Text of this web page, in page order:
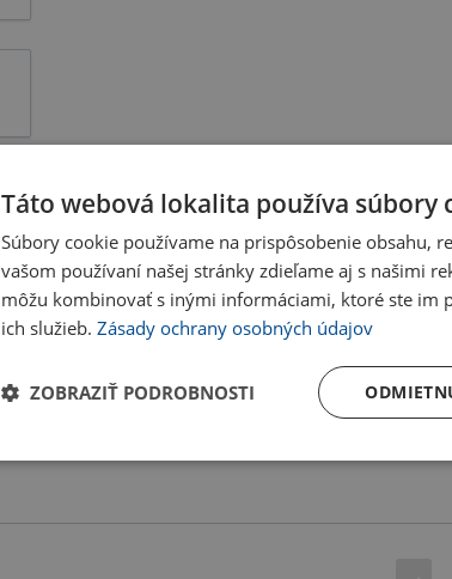
Táto webová lokalita používa súbory
Súbory cookie používame na prispôsobenie obsahu,
vašom používaní našej stránky zdieľame aj s našimi
môžu kombinovať s inými informáciami, ktoré ste im
ich služieb. Zásady ochrany osobných údajov
ZOBRAZIŤ PODROBNOSTI